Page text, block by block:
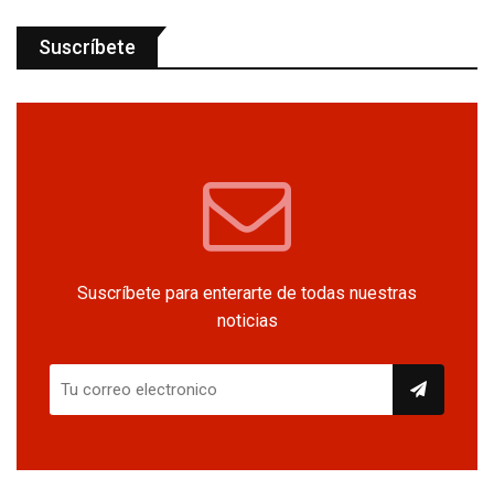
Suscríbete
Suscríbete para enterarte de todas nuestras
noticias